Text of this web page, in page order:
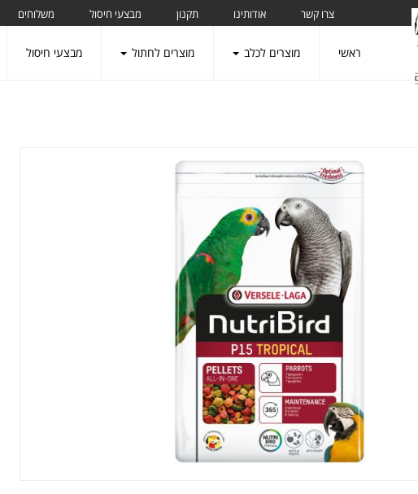
צרו קשר אודותינו תקנון מבצעי חיסול משלוחים
ראשי מוצרים לכלב מוצרים לחתול מבצעי חיסול